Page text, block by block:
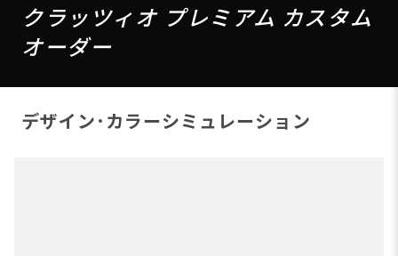
クラッツィオ プレミアム カスタム
オーダー
デザイン･カラーシミュレーション